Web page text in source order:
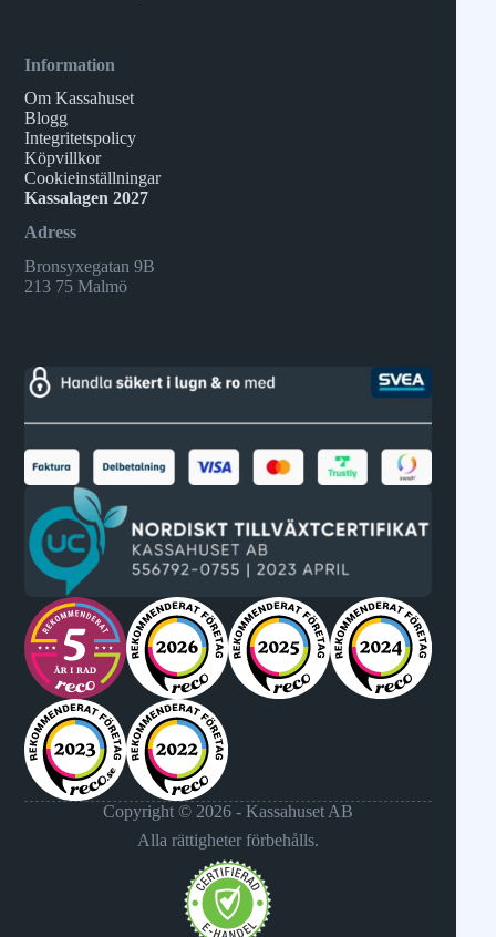
Information
Om Kassahuset
Blogg
Integritetspolicy
Köpvillkor
Cookieinställningar
Kassalagen 2027
Adress
Bronsyxegatan 9B
213 75 Malmö
Copyright © 2026 - Kassahuset AB
Alla rättigheter förbehålls.